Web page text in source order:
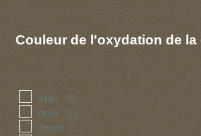
Couleur de l'oxydation de la
bleu (2)
brun (2)
jaune (1)